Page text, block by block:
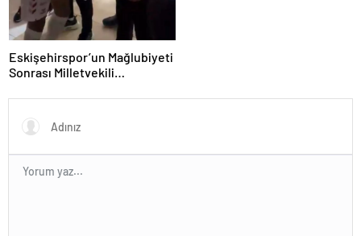
Eskişehirspor’un Mağlubiyeti
Sonrası Milletvekili